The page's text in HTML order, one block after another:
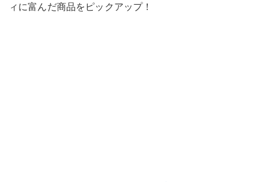
ィに富んだ商品をピックアップ！